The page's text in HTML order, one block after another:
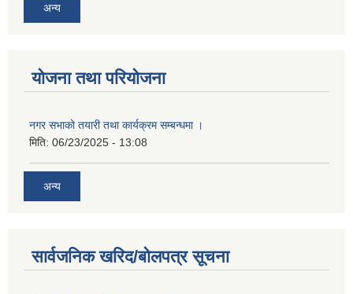
अन्य
योजना तथा परियोजना
नगर सभाको तयारी तथा कार्यक्रम सम्बन्धमा ।
मिति: 06/23/2025 - 13:08
अन्य
सार्वजनिक खरिद/बोलपत्र सूचना